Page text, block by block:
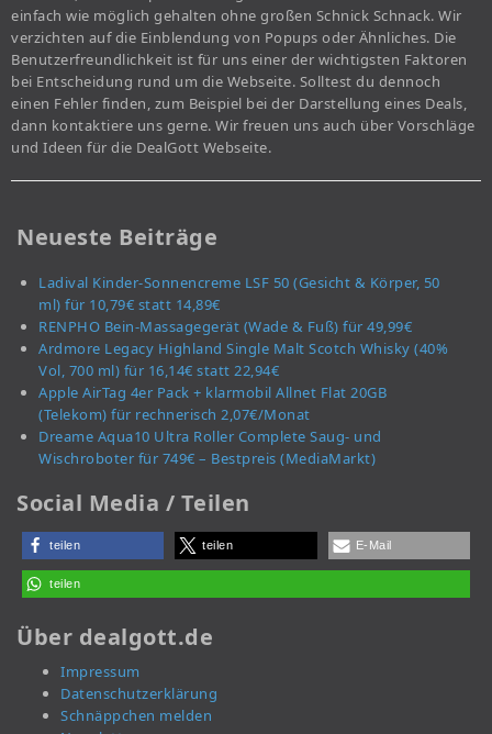
einfach wie möglich gehalten ohne großen Schnick Schnack. Wir
verzichten auf die Einblendung von Popups oder Ähnliches. Die
Benutzerfreundlichkeit ist für uns einer der wichtigsten Faktoren
bei Entscheidung rund um die Webseite. Solltest du dennoch
einen Fehler finden, zum Beispiel bei der Darstellung eines Deals,
dann kontaktiere uns gerne. Wir freuen uns auch über Vorschläge
und Ideen für die DealGott Webseite.
Neueste Beiträge
Ladival Kinder-Sonnencreme LSF 50 (Gesicht & Körper, 50
ml) für 10,79€ statt 14,89€
RENPHO Bein-Massagegerät (Wade & Fuß) für 49,99€
Ardmore Legacy Highland Single Malt Scotch Whisky (40%
Vol, 700 ml) für 16,14€ statt 22,94€
Apple AirTag 4er Pack + klarmobil Allnet Flat 20GB
(Telekom) für rechnerisch 2,07€/Monat
Dreame Aqua10 Ultra Roller Complete Saug- und
Wischroboter für 749€ – Bestpreis (MediaMarkt)
Social Media / Teilen
teilen teilen E-Mail
teilen
Über dealgott.de
Impressum
Datenschutzerklärung
Schnäppchen melden